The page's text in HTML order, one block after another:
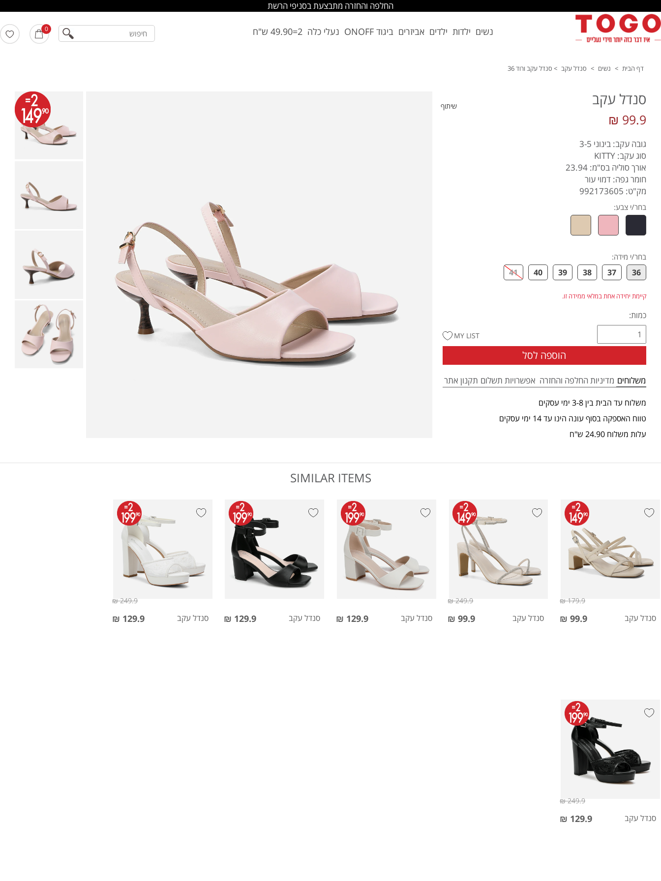
החלפה והחזרה מתבצעת בסניפי הרשת
נשים ילדות ילדים אביזרים ביגוד ONOFF נעלי כלה 2=49.90 ש"ח 0 חיפוש
דף הבית > נשים > סנדל עקב > סנדל עקב ורוד 36
שיתוף סנדל עקב
99.9 ₪
גובה עקב: בינוני 3-5
סוג עקב: KITTY
אורך סוליה בס"מ: 23.94
חומר גפה: דמוי עור
מק"ט: 992173605
בחר/י צבע:
בחר/י מידה:
36
37
38
39
40
41
קיימת יחידה אחת במלאי ממידה זו.
כמות:
הוספה לסל
MY LIST
משלוחים מדיניות החלפה והחזרה אפשרויות תשלום תקנון אתר
משלוח עד הבית בין 3-8 ימי עסקים
טווח האספקה בסוף עונה הינו עד 14 ימי עסקים
עלות משלוח 24.90 ש"ח
SIMILAR ITEMS
סנדל עקב 99.9 ₪
179.9 ₪
סנדל עקב 99.9 ₪
249.9 ₪
סנדל עקב 129.9 ₪ סנדל עקב 129.9 ₪ סנדל עקב 129.9 ₪
249.9 ₪
סנדל עקב 129.9 ₪
249.9 ₪